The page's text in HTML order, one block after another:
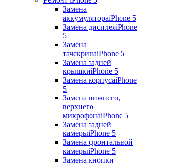
Замена
аккумулятораiPhone 5
Замена дисплеяiPhone
5
Замена
тачскринаiPhone 5
Замена задней
крышкиiPhone 5
Замена корпусаiPhone
5
Замена нижнего,
верхнего
микрофонаiPhone 5
Замена задней
камерыiPhone 5
Замена фронтальной
камерыiPhone 5
Замена кнопки